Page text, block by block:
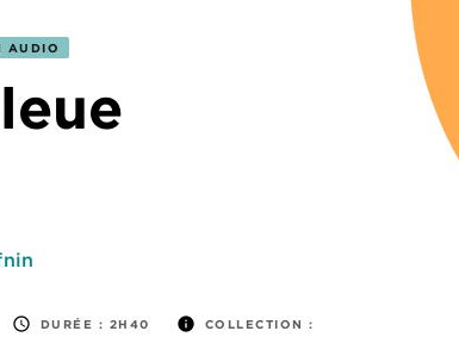
AUDIO
access_time DURÉE : 2H40 info
COLLECTION :